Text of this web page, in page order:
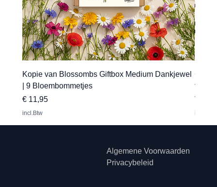
Kopie van Blossombs Giftbox Medium Dankjewel
| 9 Bloembommetjes
Prijs
€ 11,95
incl.Btw
Vanaf
incl.Btw
Algemene Voorwaarden
Privacybeleid